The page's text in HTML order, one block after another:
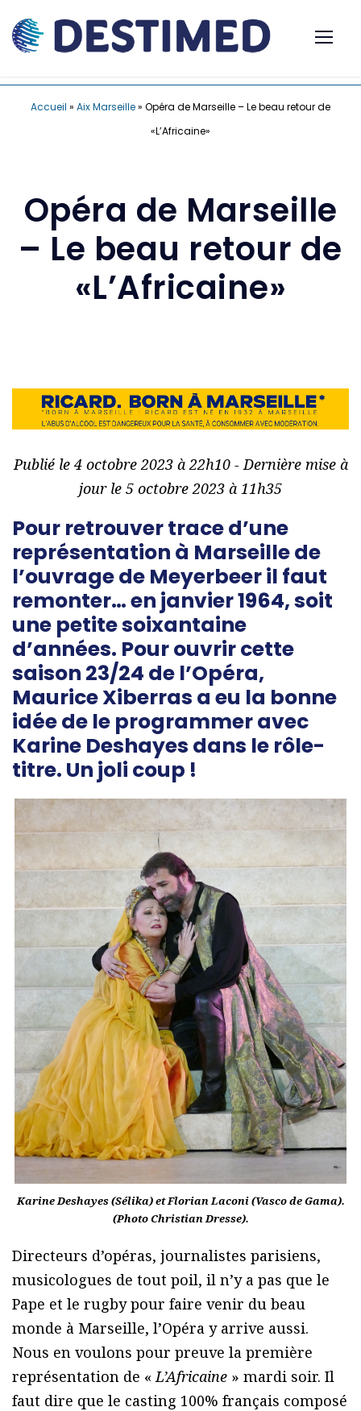
Accueil » Aix Marseille» Opéra de Marseille – Le beau retour de
«L’Africaine»
Opéra de Marseille
– Le beau retour de
«L’Africaine»
Publié le 4 octobre 2023 à 22h10 - Dernière mise à
jour le 5 octobre 2023 à 11h35
Pour retrouver trace d’une
représentation à Marseille de
l’ouvrage de Meyerbeer il faut
remonter… en janvier 1964, soit
une petite soixantaine
d’années. Pour ouvrir cette
saison 23/24 de l’Opéra,
Maurice Xiberras a eu la bonne
idée de le programmer avec
Karine Deshayes dans le rôle-
titre. Un joli coup !
Karine Deshayes (Sélika) et Florian Laconi (Vasco de Gama).
(Photo Christian Dresse).
Directeurs d’opéras, journalistes parisiens,
musicologues de tout poil, il n’y a pas que le
Pape et le rugby pour faire venir du beau
monde à Marseille, l’Opéra y arrive aussi.
Nous en voulons pour preuve la première
représentation de « L’Africaine » mardi soir. Il
faut dire que le casting 100% français composé